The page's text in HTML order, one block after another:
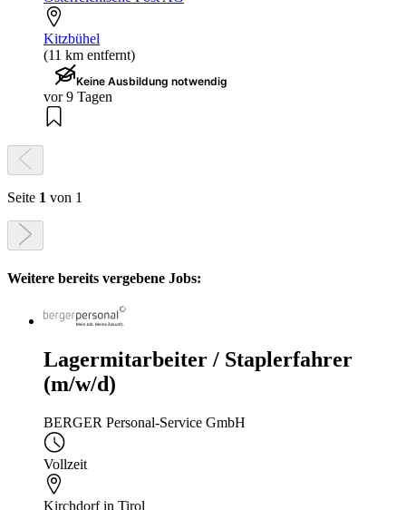
Kitzbühel
(11 km entfernt)
Keine Ausbildung notwendig
vor 9 Tagen
Seite 1 von 1
Weitere bereits vergebene Jobs:
Lagermitarbeiter / Staplerfahrer
(m/w/d)
BERGER Personal-Service GmbH
Vollzeit
Kirchdorf in Tirol